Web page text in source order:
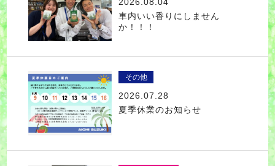
車内いい香りにしません
か！！！
その他
2026.07.28
夏季休業のお知らせ